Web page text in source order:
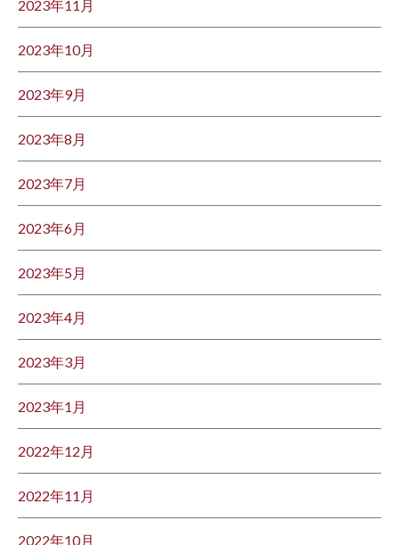
2023年11月
2023年10月
2023年9月
2023年8月
2023年7月
2023年6月
2023年5月
2023年4月
2023年3月
2023年1月
2022年12月
2022年11月
2022年10月